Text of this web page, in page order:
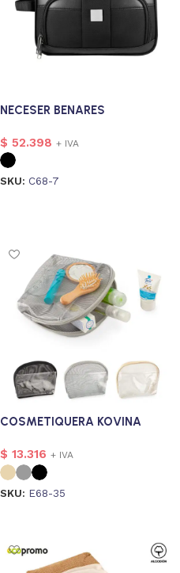
NECESER BENARES
$ 52.398 + IVA
SKU: C68-7
COSMETIQUERA KOVINA
$ 13.316 + IVA
SKU: E68-35